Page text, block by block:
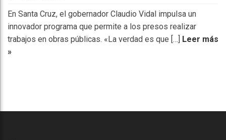
En Santa Cruz, el gobernador Claudio Vidal impulsa un
innovador programa que permite a los presos realizar
trabajos en obras públicas. «La verdad es que […]
Leer más
»